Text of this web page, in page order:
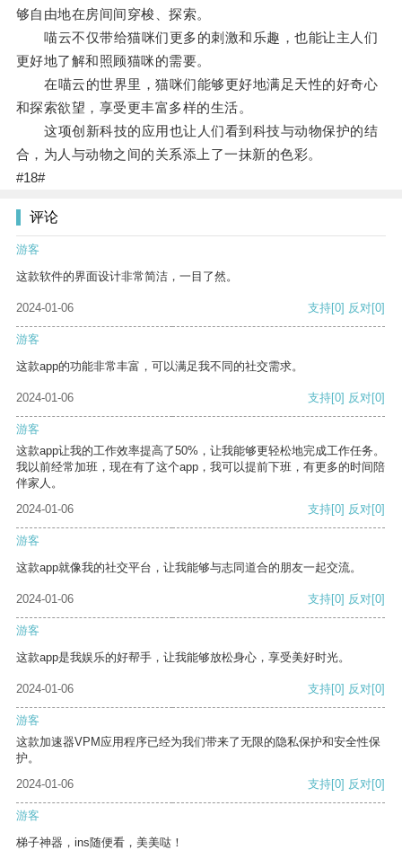
够自由地在房间间穿梭、探索。
喵云不仅带给猫咪们更多的刺激和乐趣，也能让主人们
更好地了解和照顾猫咪的需要。
在喵云的世界里，猫咪们能够更好地满足天性的好奇心
和探索欲望，享受更丰富多样的生活。
这项创新科技的应用也让人们看到科技与动物保护的结
合，为人与动物之间的关系添上了一抹新的色彩。
#18#
评论
游客
这款软件的界面设计非常简洁，一目了然。
2024-01-06 支持[0] 反对[0]
游客
这款app的功能非常丰富，可以满足我不同的社交需求。
2024-01-06 支持[0] 反对[0]
游客
这款app让我的工作效率提高了50%，让我能够更轻松地完成工作任务。
我以前经常加班，现在有了这个app，我可以提前下班，有更多的时间陪
伴家人。
2024-01-06
支持[0] 反对[0]
游客
这款app就像我的社交平台，让我能够与志同道合的朋友一起交流。
2024-01-06 支持[0] 反对[0]
游客
这款app是我娱乐的好帮手，让我能够放松身心，享受美好时光。
2024-01-06 支持[0] 反对[0]
游客
这款加速器VPM应用程序已经为我们带来了无限的隐私保护和安全性保
护。
2024-01-06
支持[0] 反对[0]
游客
梯子神器，ins随便看，美美哒！